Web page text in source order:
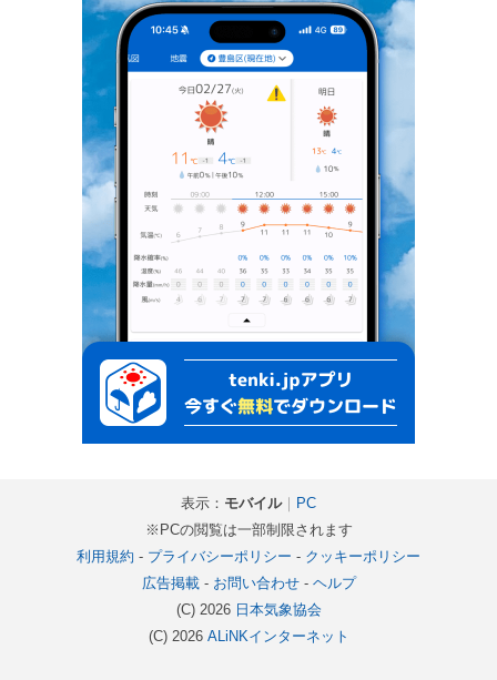
表示： モバイル｜ PC
※PCの閲覧は一部制限されます
利用規約 - プライバシーポリシー - クッキーポリシー
広告掲載- お問い合わせ- ヘルプ
(C) 2026 日本気象協会
(C) 2026 ALiNKインターネット